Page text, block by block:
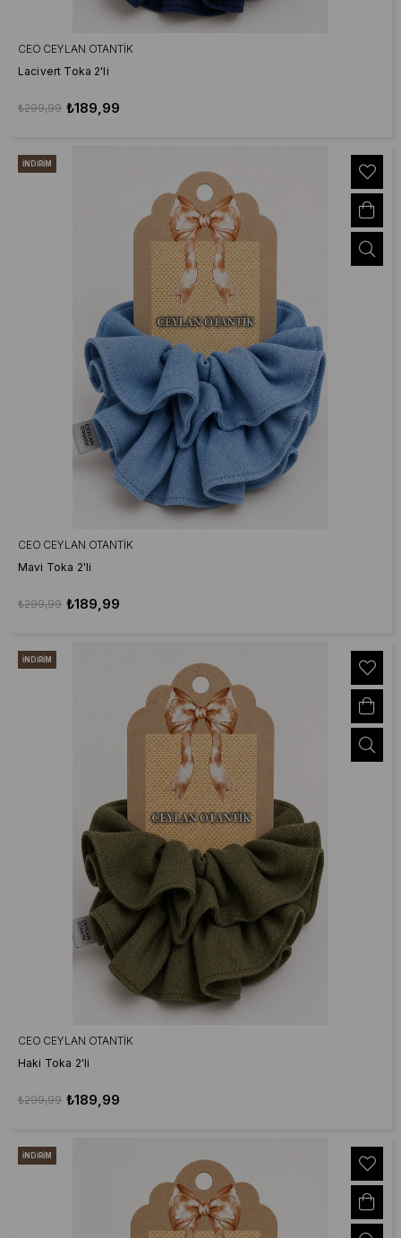
CEO CEYLAN OTANTIK
Lacivert Toka 2'li
₺189,99
₺299,99
CEO CEYLAN OTANTIK
Mavi Toka 2'li
₺189,99
₺299,99
İNDIRIM
CEO CEYLAN OTANTIK
Haki Toka 2'li
₺189,99
₺299,99
İNDIRIM
İNDIRIM